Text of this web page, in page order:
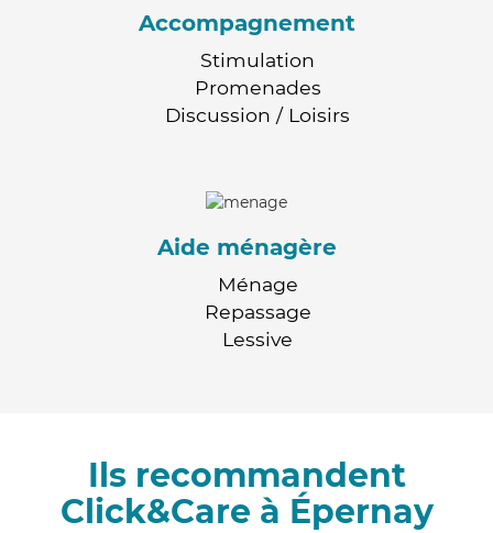
Accompagnement
Stimulation
Promenades
Discussion / Loisirs
Aide ménagère
Ménage
Repassage
Lessive
Ils recommandent
Click&Care à Épernay